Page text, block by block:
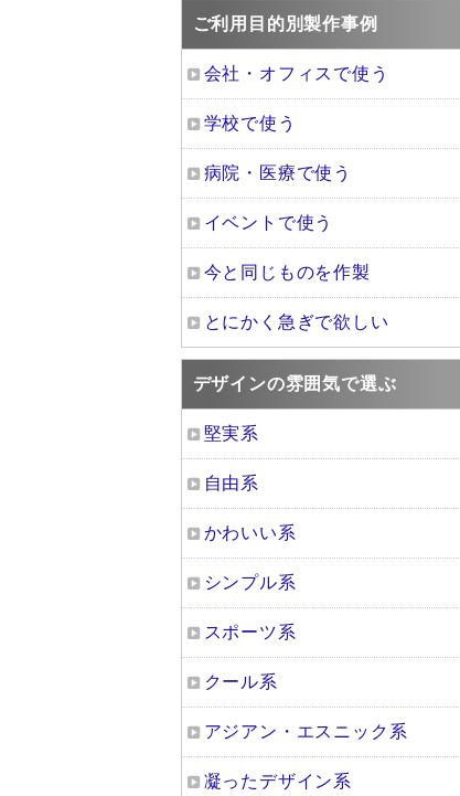
ご利用目的別製作事例
会社・オフィスで使う
学校で使う
病院・医療で使う
イベントで使う
今と同じものを作製
とにかく急ぎで欲しい
デザインの雰囲気で選ぶ
堅実系
自由系
かわいい系
シンプル系
スポーツ系
クール系
アジアン・エスニック系
凝ったデザイン系